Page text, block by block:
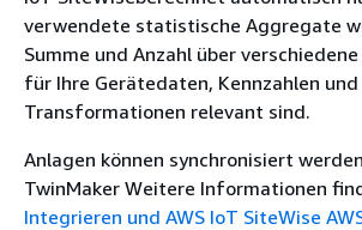
verwendete statistische Aggregate
Summe und Anzahl über
für Ihre Gerätedaten, Kennzahlen und
Transformationen relevant sind.
Anlagen können synchronisiert
TwinMaker Weitere Informationen
Integrieren und AWS IoT SiteWise